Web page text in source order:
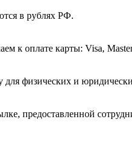
в рублях РФ.
к оплате карты: Visa,
для физических и
предоставленной